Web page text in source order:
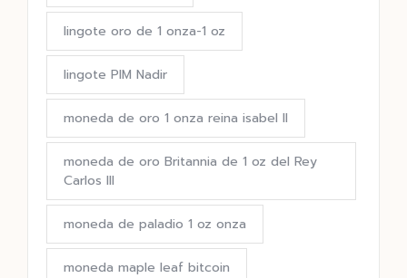
lingote oro de 1 onza-1 oz
lingote PIM Nadir
moneda de oro 1 onza reina isabel II
moneda de oro Britannia de 1 oz del Rey
Carlos III
moneda de paladio 1 oz onza
moneda maple leaf bitcoin